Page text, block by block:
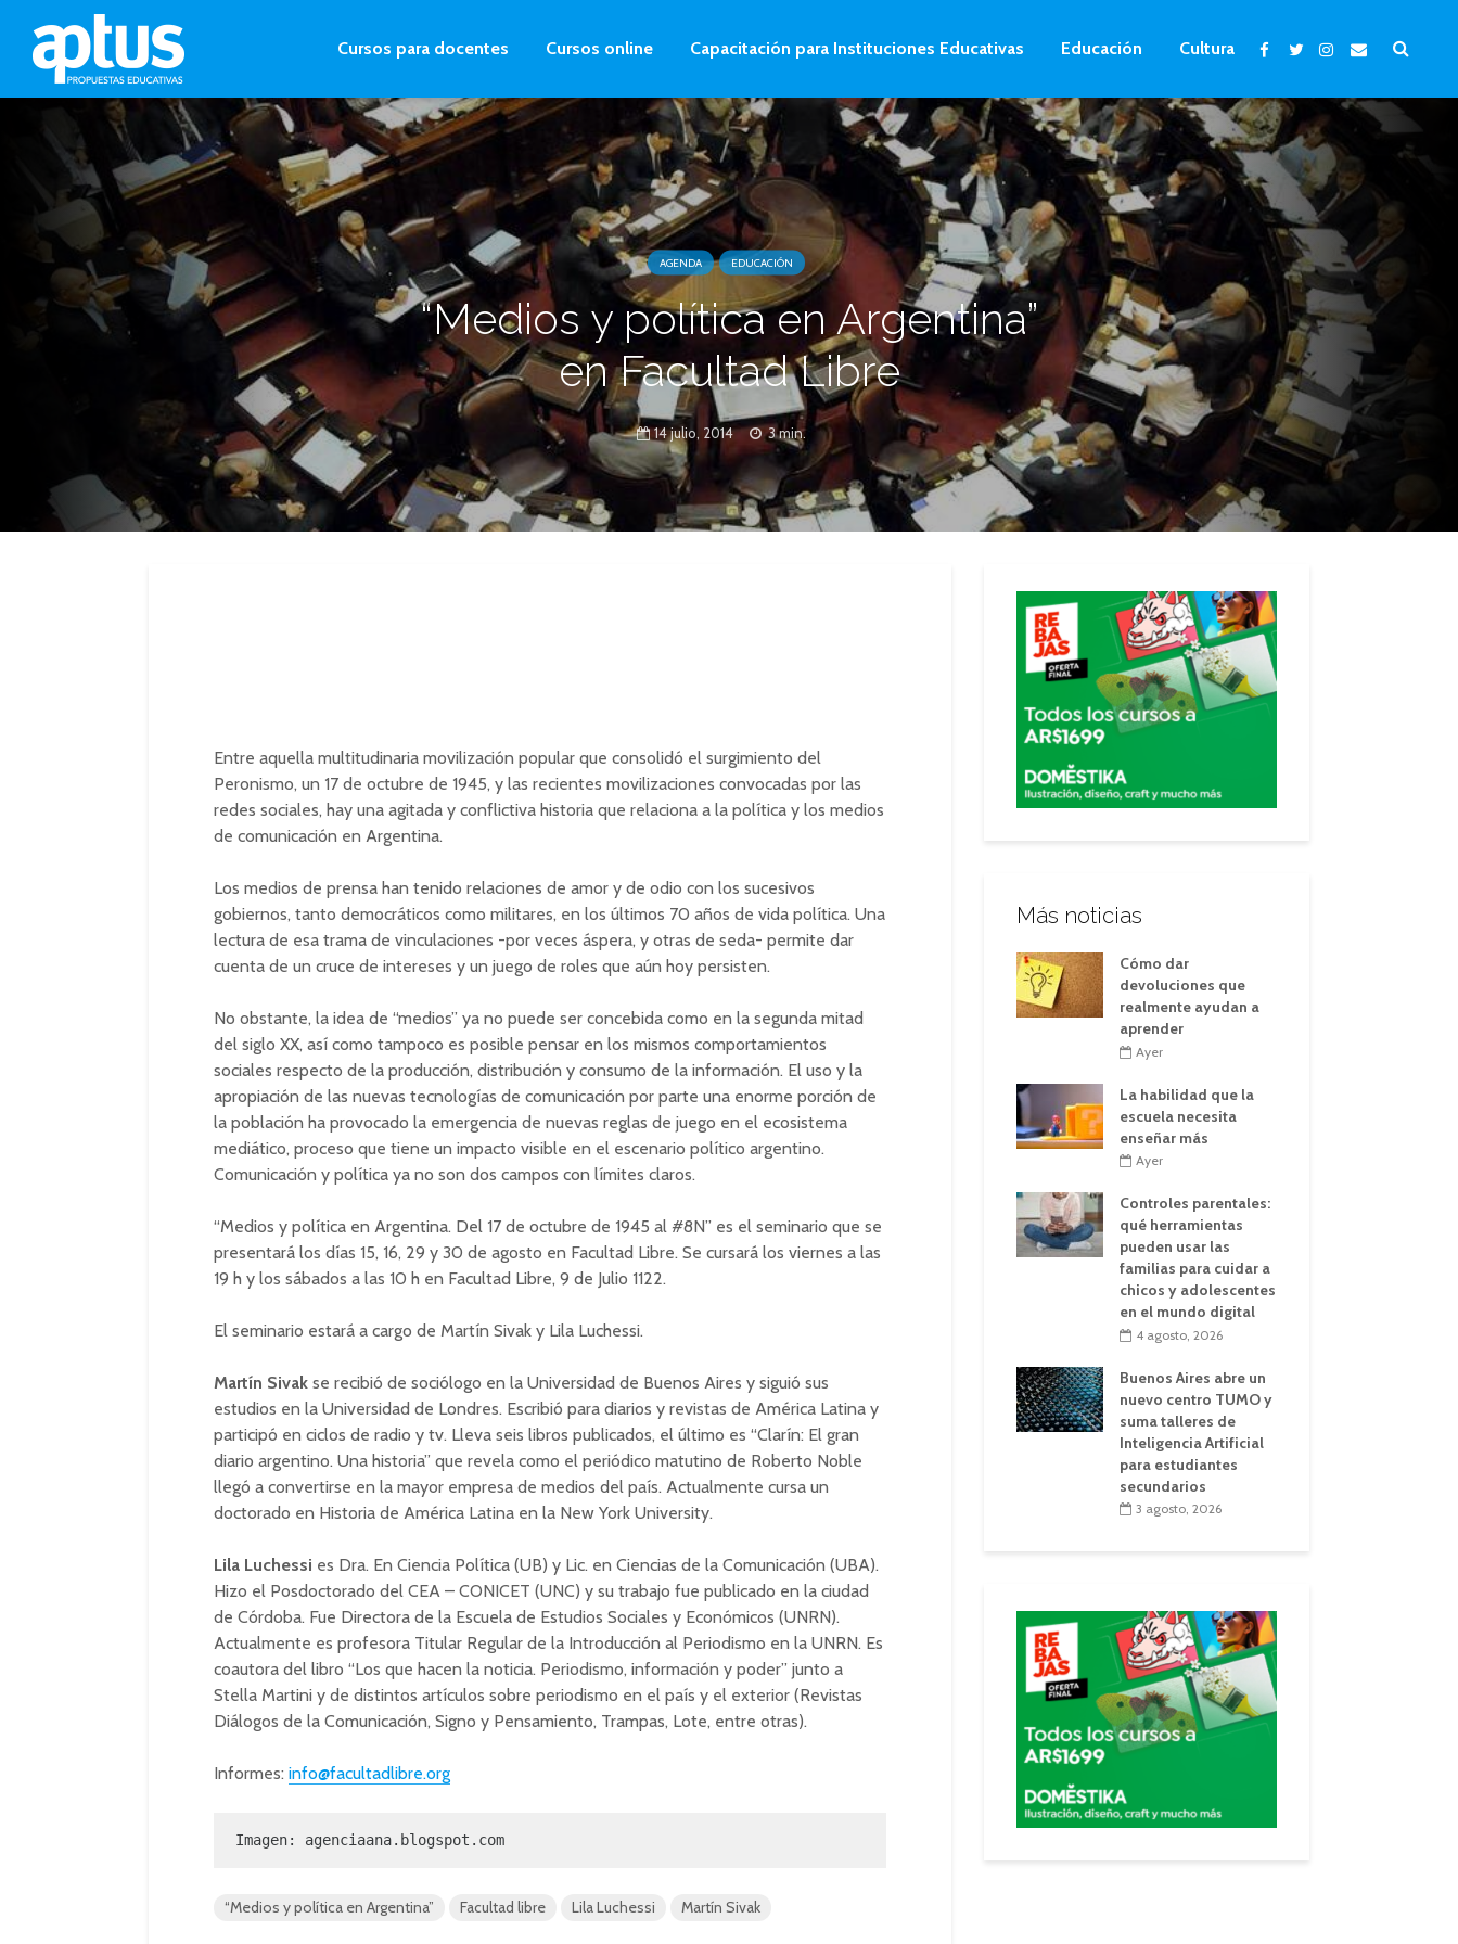
Cursos para docentes Cursos online Capacitación para Instituciones Educativas Educación Cultura
AGENDA EDUCACIÓN
“Medios y política en Argentina”
en Facultad Libre
14 julio, 2014 3 min.
Entre aquella multitudinaria movilización popular que consolidó el surgimiento del
Peronismo, un 17 de octubre de 1945, y las recientes movilizaciones convocadas por las
redes sociales, hay una agitada y conflictiva historia que relaciona a la política y los medios
de comunicación en Argentina.
Los medios de prensa han tenido relaciones de amor y de odio con los sucesivos
gobiernos, tanto democráticos como militares, en los últimos 70 años de vida política. Una
lectura de esa trama de vinculaciones -por veces áspera, y otras de seda- permite dar
cuenta de un cruce de intereses y un juego de roles que aún hoy persisten.
No obstante, la idea de “medios” ya no puede ser concebida como en la segunda mitad
del siglo XX, así como tampoco es posible pensar en los mismos comportamientos
sociales respecto de la producción, distribución y consumo de la información. El uso y la
apropiación de las nuevas tecnologías de comunicación por parte una enorme porción de
la población ha provocado la emergencia de nuevas reglas de juego en el ecosistema
mediático, proceso que tiene un impacto visible en el escenario político argentino.
Comunicación y política ya no son dos campos con límites claros.
“Medios y política en Argentina. Del 17 de octubre de 1945 al #8N” es el seminario que se
presentará los días 15, 16, 29 y 30 de agosto en Facultad Libre. Se cursará los viernes a las
19 h y los sábados a las 10 h en Facultad Libre, 9 de Julio 1122.
El seminario estará a cargo de Martín Sivak y Lila Luchessi.
Martín Sivak se recibió de sociólogo en la Universidad de Buenos Aires y siguió sus
estudios en la Universidad de Londres. Escribió para diarios y revistas de América Latina y
participó en ciclos de radio y tv. Lleva seis libros publicados, el último es “Clarín: El gran
diario argentino. Una historia” que revela como el periódico matutino de Roberto Noble
llegó a convertirse en la mayor empresa de medios del país. Actualmente cursa un
doctorado en Historia de América Latina en la New York University.
Lila Luchessi es Dra. En Ciencia Política (UB) y Lic. en Ciencias de la Comunicación (UBA).
Hizo el Posdoctorado del CEA – CONICET (UNC) y su trabajo fue publicado en la ciudad
de Córdoba. Fue Directora de la Escuela de Estudios Sociales y Económicos (UNRN).
Actualmente es profesora Titular Regular de la Introducción al Periodismo en la UNRN. Es
coautora del libro “Los que hacen la noticia. Periodismo, información y poder” junto a
Stella Martini y de distintos artículos sobre periodismo en el país y el exterior (Revistas
Diálogos de la Comunicación, Signo y Pensamiento, Trampas, Lote, entre otras).
Informes: info@facultadlibre.org
Imagen: agenciaana.blogspot.com
“Medios y política en Argentina” Facultad libre Lila Luchessi Martín Sivak
Más noticias
Cómo dar
devoluciones que
realmente ayudan a
aprender
Ayer
La habilidad que la
escuela necesita
enseñar más
Ayer
Controles parentales:
qué herramientas
pueden usar las
familias para cuidar a
chicos y adolescentes
en el mundo digital
4 agosto, 2026
Buenos Aires abre un
nuevo centro TUMO y
suma talleres de
Inteligencia Artificial
para estudiantes
secundarios
3 agosto, 2026